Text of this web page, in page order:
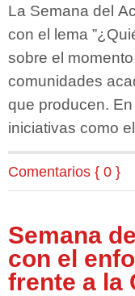
La Semana del
con el lema
sobre el
comunidades
que producen.
iniciativas como
Comentarios { 0 }
Semana
con el
frente a la